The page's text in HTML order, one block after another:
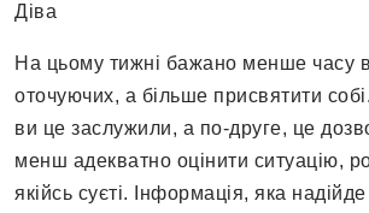
Діва
На цьому тижні бажано менше часу
оточуючих, а більше присвятити
ви це заслужили, а по-друге, це
менш адекватно оцінити ситуацію,
якійсь суєті. Інформація, яка